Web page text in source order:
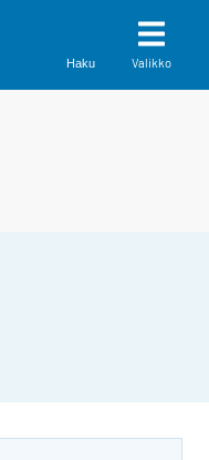
Haku Valikko